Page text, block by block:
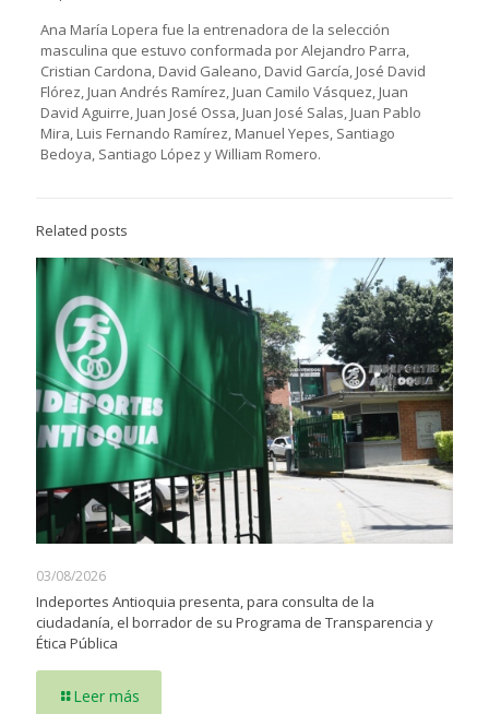
Ana María Lopera fue la entrenadora de la selección
masculina que estuvo conformada por Alejandro Parra,
Cristian Cardona, David Galeano, David García, José David
Flórez, Juan Andrés Ramírez, Juan Camilo Vásquez, Juan
David Aguirre, Juan José Ossa, Juan José Salas, Juan Pablo
Mira, Luis Fernando Ramírez, Manuel Yepes, Santiago
Bedoya, Santiago López y William Romero.
Related posts
03/08/2026
Indeportes Antioquia presenta, para consulta de la
ciudadanía, el borrador de su Programa de Transparencia y
Ética Pública
Leer más